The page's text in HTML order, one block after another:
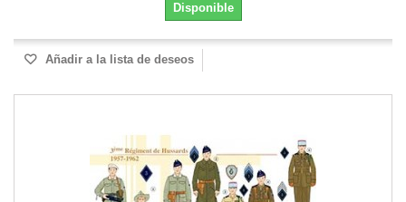
Disponible
Añadir a la lista de deseos